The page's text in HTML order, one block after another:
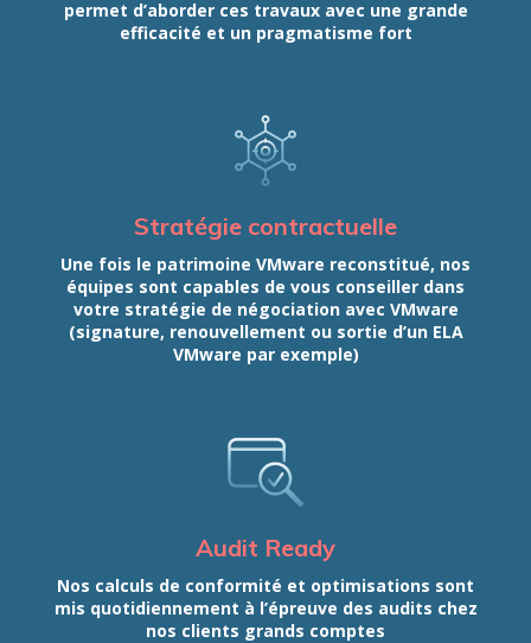
permet d’aborder ces travaux avec une grande
efficacité et un pragmatisme fort
Stratégie contractuelle
Une fois le patrimoine VMware reconstitué, nos
équipes sont capables de vous conseiller dans
votre stratégie de négociation avec VMware
(signature, renouvellement ou sortie d’un ELA
VMware par exemple)
Audit Ready
Nos calculs de conformité et optimisations sont
mis quotidiennement à l’épreuve des audits chez
nos clients grands comptes